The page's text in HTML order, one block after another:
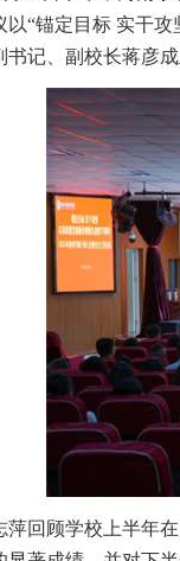
以“锚定目标 实干
记、副校长蒋彦成
萍回顾学校上半年